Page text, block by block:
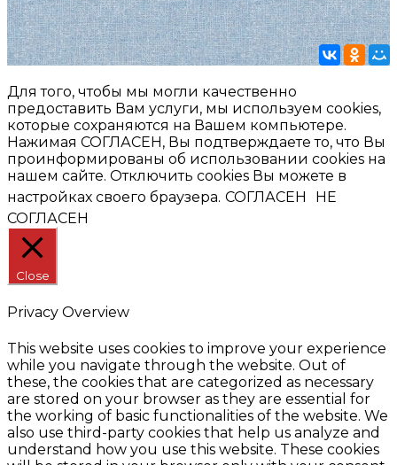
Для того, чтобы мы могли качественно
предоставить Вам услуги, мы используем cookies,
которые сохраняются на Вашем компьютере.
Нажимая СОГЛАСЕН, Вы подтверждаете то, что Вы
проинформированы об использовании cookies на
нашем сайте. Отключить cookies Вы можете в
настройках своего браузера. СОГЛАСЕН
НЕ
СОГЛАСЕН
Close
Privacy Overview
This website uses cookies to improve your experience
while you navigate through the website. Out of
these, the cookies that are categorized as necessary
are stored on your browser as they are essential for
the working of basic functionalities of the website. We
also use third-party cookies that help us analyze and
understand how you use this website. These cookies